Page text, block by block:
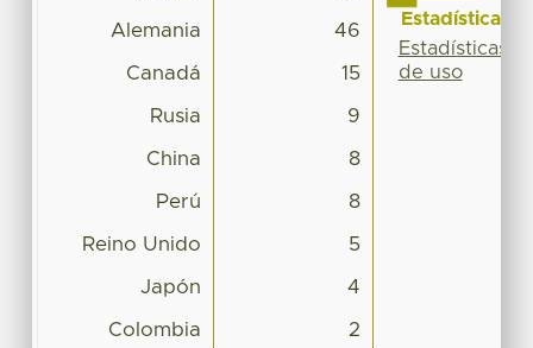
Alemania 46
Canadá 15
Rusia 9
China 8
Perú 8
Reino Unido 5
Japón 4
Colombia 2
Estadísticas
Estadísticas
de uso